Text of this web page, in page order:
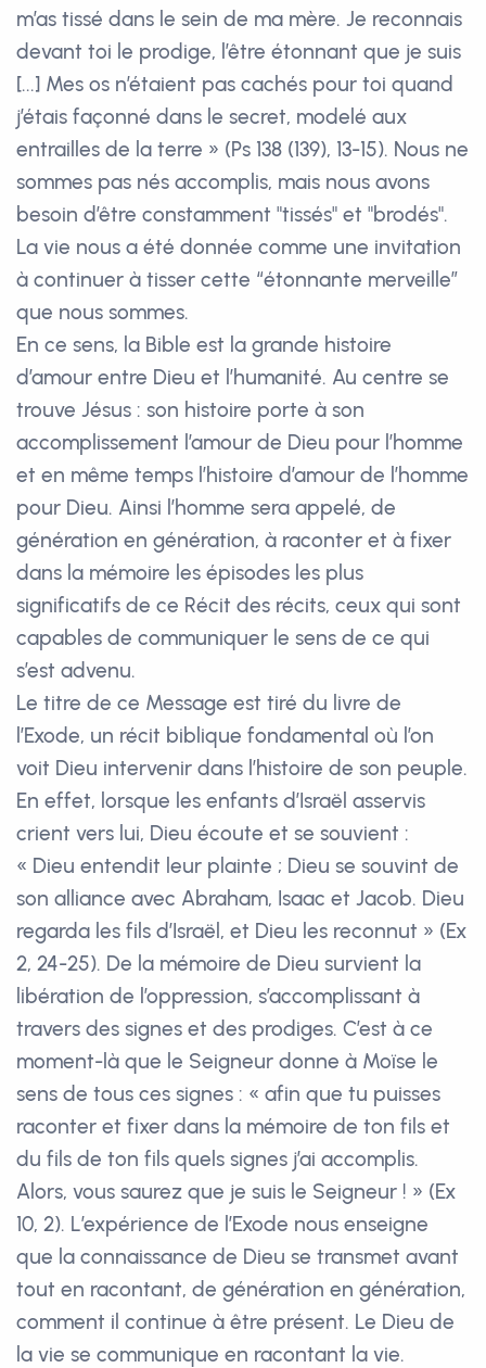
m’as tissé dans le sein de ma mère. Je reconnais
devant toi le prodige, l’être étonnant que je suis
[...] Mes os n’étaient pas cachés pour toi quand
j’étais façonné dans le secret, modelé aux
entrailles de la terre » (Ps 138 (139), 13-15). Nous ne
sommes pas nés accomplis, mais nous avons
besoin d’être constamment "tissés" et "brodés".
La vie nous a été donnée comme une invitation
à continuer à tisser cette “étonnante merveille”
que nous sommes.
En ce sens, la Bible est la grande histoire
d’amour entre Dieu et l’humanité. Au centre se
trouve Jésus : son histoire porte à son
accomplissement l’amour de Dieu pour l’homme
et en même temps l’histoire d’amour de l’homme
pour Dieu. Ainsi l’homme sera appelé, de
génération en génération, à raconter et à fixer
dans la mémoire les épisodes les plus
significatifs de ce Récit des récits, ceux qui sont
capables de communiquer le sens de ce qui
s’est advenu.
Le titre de ce Message est tiré du livre de
l’Exode, un récit biblique fondamental où l’on
voit Dieu intervenir dans l’histoire de son peuple.
En effet, lorsque les enfants d’Israël asservis
crient vers lui, Dieu écoute et se souvient :
« Dieu entendit leur plainte ; Dieu se souvint de
son alliance avec Abraham, Isaac et Jacob. Dieu
regarda les fils d’Israël, et Dieu les reconnut » (Ex
2, 24-25). De la mémoire de Dieu survient la
libération de l’oppression, s’accomplissant à
travers des signes et des prodiges. C’est à ce
moment-là que le Seigneur donne à Moïse le
sens de tous ces signes : « afin que tu puisses
raconter et fixer dans la mémoire de ton fils et
du fils de ton fils quels signes j’ai accomplis.
Alors, vous saurez que je suis le Seigneur ! » (Ex
10, 2). L’expérience de l’Exode nous enseigne
que la connaissance de Dieu se transmet avant
tout en racontant, de génération en génération,
comment il continue à être présent. Le Dieu de
la vie se communique en racontant la vie.